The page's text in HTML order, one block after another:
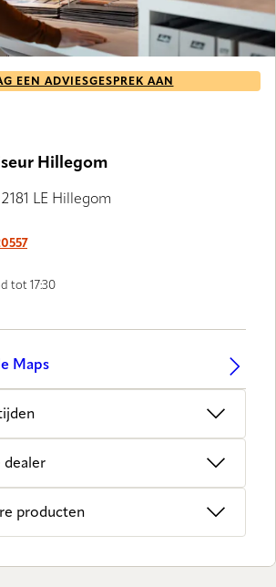
EEN ADVIESGESPREK AAN
Hillegom
LE Hillegom
tot 17:30
Maps
dealer
producten